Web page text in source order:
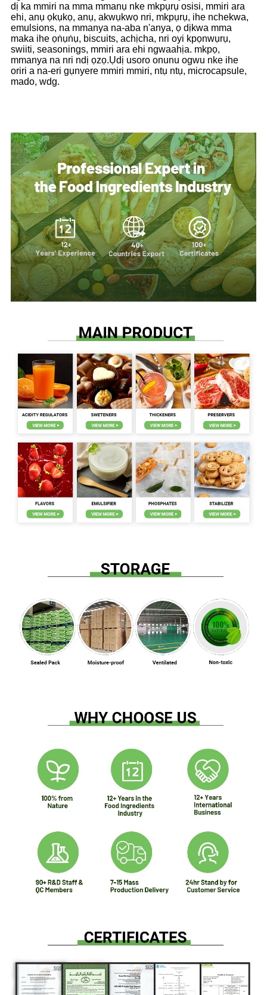
dị ka mmiri na mma mmanụ nke mkpụrụ osisi, mmiri ara
ehi, anụ ọkụkọ, anụ, akwụkwọ nri, mkpụrụ, ihe nchekwa,
emulsions, na mmanya na-aba n'anya, ọ dịkwa mma
maka ihe ọṅụṅụ, biscuits, achịcha, nri oyi kpọnwụrụ,
swiiti, seasonings, mmiri ara ehi ngwaahịa. mkpọ,
mmanya na nri ndị ọzọ.Ụdị usoro onunu ogwu nke ihe
oriri a na-eri gụnyere mmiri mmiri, ntụ ntụ, microcapsule,
mado, wdg.